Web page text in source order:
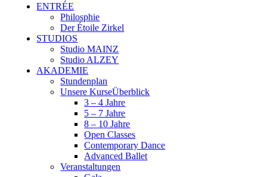
ENTRÉE
Philosphie
Der Étoile Zirkel
STUDIOS
Studio MAINZ
Studio ALZEY
AKADEMIE
Stundenplan
Unsere KurseÜberblick
3 – 4 Jahre
5 – 7 Jahre
8 – 10 Jahre
Open Classes
Contemporary Dance
Advanced Ballet
Veranstaltungen